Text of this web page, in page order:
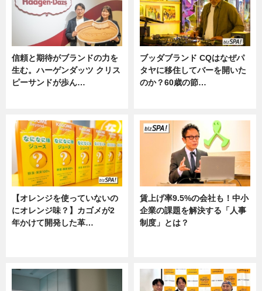
信頼と期待がブランドの力を
生む。ハーゲンダッツ クリス
ピーサンドが歩ん…
ブッダブランド CQはなぜパ
タヤに移住してバーを開いた
のか？60歳の節…
【オレンジを使っていないの
にオレンジ味？】カゴメが2
年かけて開発した革…
賃上げ率9.5%の会社も！中小
企業の課題を解決する「人事
制度」とは？